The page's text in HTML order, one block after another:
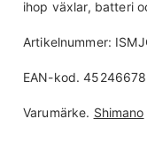
ihop växlar, batteri
Artikelnummer:
EAN-kod.
Varumärke. Shimano